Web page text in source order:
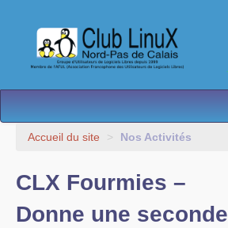
L’Association
Accueil du site > Nos Activités
CLX Fourmies –
Donne une seconde